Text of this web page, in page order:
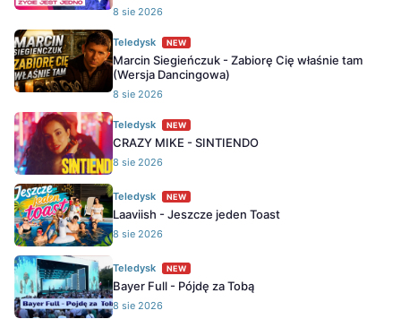
8 sie 2026
Teledysk NEW
Marcin Siegieńczuk - Zabiorę Cię właśnie tam
(Wersja Dancingowa)
8 sie 2026
Teledysk NEW
CRAZY MIKE - SINTIENDO
8 sie 2026
Teledysk NEW
Laaviish - Jeszcze jeden Toast
8 sie 2026
Teledysk NEW
Bayer Full - Pójdę za Tobą
8 sie 2026